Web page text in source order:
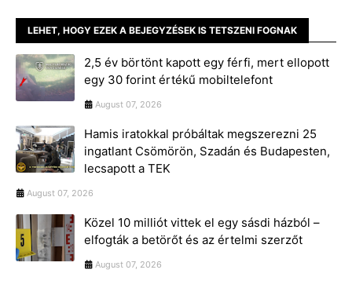
LEHET, HOGY EZEK A BEJEGYZÉSEK IS TETSZENI FOGNAK
2,5 év börtönt kapott egy férfi, mert ellopott
egy 30 forint értékű mobiltelefont
August 07, 2026
Hamis iratokkal próbáltak megszerezni 25
ingatlant Csömörön, Szadán és Budapesten,
lecsapott a TEK
August 07, 2026
Közel 10 milliót vittek el egy sásdi házból –
elfogták a betörőt és az értelmi szerzőt
August 07, 2026